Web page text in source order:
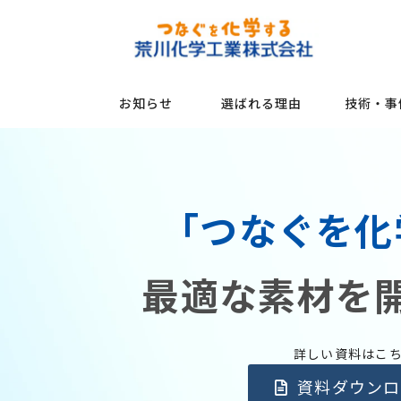
お知らせ 選ばれる理由 技術・
「つなぐを
最適な素材を
詳しい資料はこ
資料ダウン